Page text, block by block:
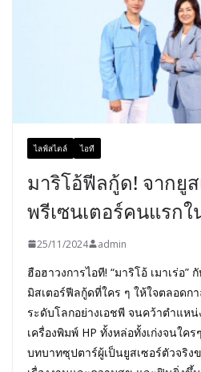
ไลฟ์สไตล์ ไอที
มาริโอ้ฟีลกู้ด! จากยู
พรีเซนเตอร์คนแรกใ
25/11/2024 admin
ฮือฮาวงการไอที! “มาริโอ้ เมาเร่อ”
มิสเตอร์ฟีลกู้ดที่ใคร ๆ ให้ใจตลอดก
ระดับโลกอย่างเอชพี จนคว้าตำแห
เครื่องพิมพ์ HP ทั้งหล่อทั้งเก่งจนใค
บทบาทซุปตาร์ผู้เป็นยูสเซอร์ตัวจริง